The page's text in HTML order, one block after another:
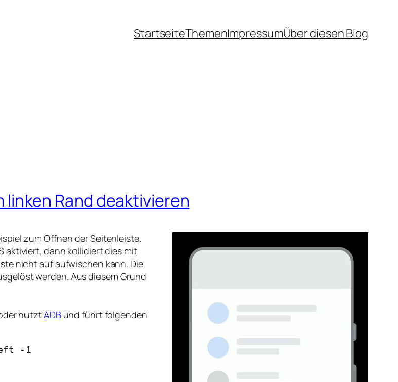
StartseiteThemenImpressumÜber diesen Blog
Rand deaktivieren
zum Öffnen der Seitenleiste.
aktiviert, dann kollidiert dies mit
nicht auf aufwischen kann. Die
werden. Aus diesem Grund
nutztADBund führt folgenden
-1